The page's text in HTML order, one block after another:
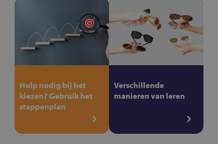
Hulp nodig bij het
kiezen? Gebruik het
stappenplan
Verschillende
manieren van leren